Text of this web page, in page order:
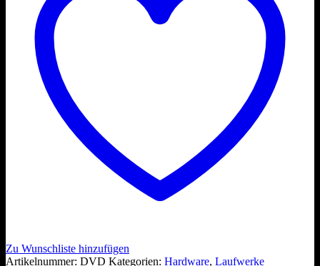
Zu Wunschliste hinzufügen
Artikelnummer: DVD Kategorien: Hardware, Laufwerke